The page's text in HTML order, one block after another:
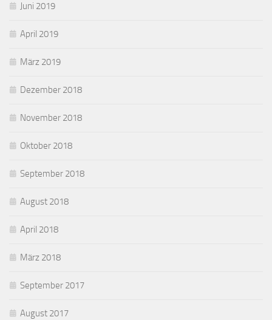
Juni 2019
April 2019
März 2019
Dezember 2018
November 2018
Oktober 2018
September 2018
August 2018
April 2018
März 2018
September 2017
August 2017